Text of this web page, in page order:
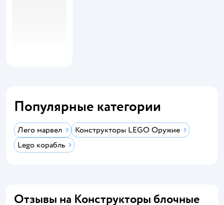
Популярные категории
Лего марвел
Конструкторы LEGO Оружие
Lego корабль
Отзывы на Конструкторы блочные